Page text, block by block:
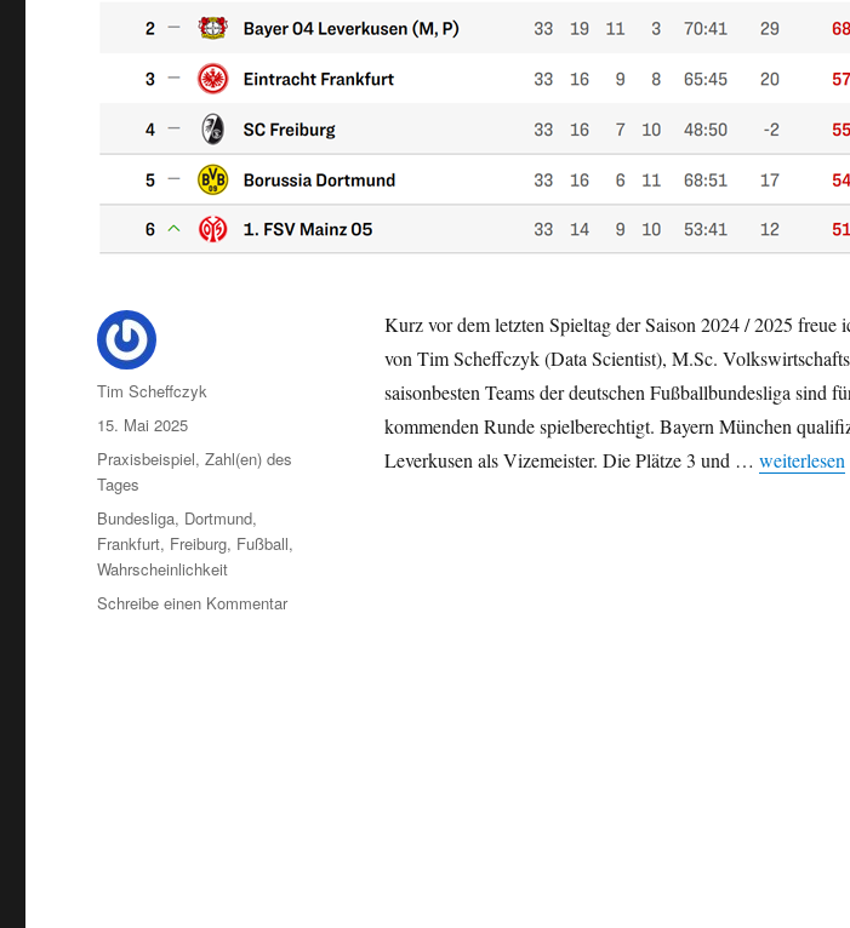
Kurz vor dem letzten Spieltag der Saison 2024 / 2025 freue
von Tim Scheffczyk (Data Scientist), M.Sc.
saisonbesten Teams der deutschen Fußballbundesliga sind
kommenden Runde spielberechtigt. Bayern München
Leverkusen als Vizemeister. Die Plätze 3 und … „Nimm
weiterlesen
Autor
Tim Scheffczyk
Veröffentlicht
am
15. Mai 2025
Kategorien
Praxisbeispiel,Zahl(en) des
Tages
Schlagwörter
Bundesliga, Dortmund,
Frankfurt, Freiburg, Fußball,
Wahrscheinlichkeit
Schreibe einen Kommentarzu